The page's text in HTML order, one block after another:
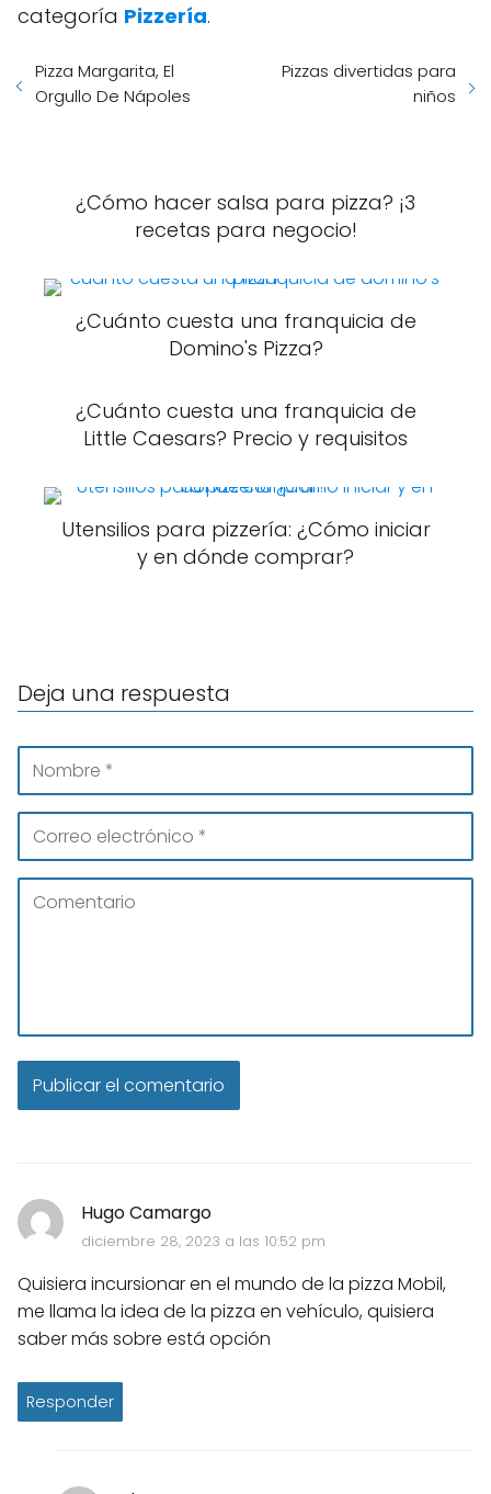
categoría Pizzería.
Pizza Margarita, El
Orgullo De Nápoles
Pizzas divertidas para
niños
¿Cómo hacer salsa para pizza? ¡3
recetas para negocio!
¿Cuánto cuesta una franquicia de
Domino's Pizza?
¿Cuánto cuesta una franquicia de
Little Caesars? Precio y requisitos
Utensilios para pizzería: ¿Cómo iniciar
y en dónde comprar?
Hugo Camargo
diciembre 28, 2023 a las 10:52 pm
Quisiera incursionar en el mundo de la pizza Mobil,
me llama la idea de la pizza en vehículo, quisiera
saber más sobre está opción
Responder
Deja una respuesta